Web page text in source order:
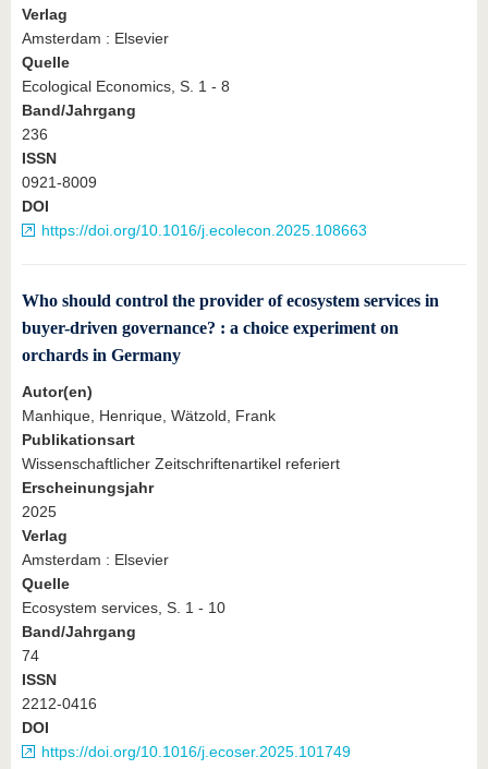
Verlag
Amsterdam : Elsevier
Quelle
Ecological Economics, S. 1 - 8
Band/Jahrgang
236
ISSN
0921-8009
DOI
https://doi.org/10.1016/j.ecolecon.2025.108663
Who should control the provider of ecosystem services in
buyer-driven governance? : a choice experiment on
orchards in Germany
Autor(en)
Manhique, Henrique, Wätzold, Frank
Publikationsart
Wissenschaftlicher Zeitschriftenartikel referiert
Erscheinungsjahr
2025
Verlag
Amsterdam : Elsevier
Quelle
Ecosystem services, S. 1 - 10
Band/Jahrgang
74
ISSN
2212-0416
DOI
https://doi.org/10.1016/j.ecoser.2025.101749